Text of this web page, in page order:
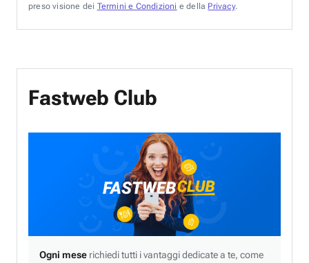
preso visione dei Termini e Condizioni e della Privacy.
Fastweb Club
Ogni mese richiedi tutti i vantaggi dedicate a te, come